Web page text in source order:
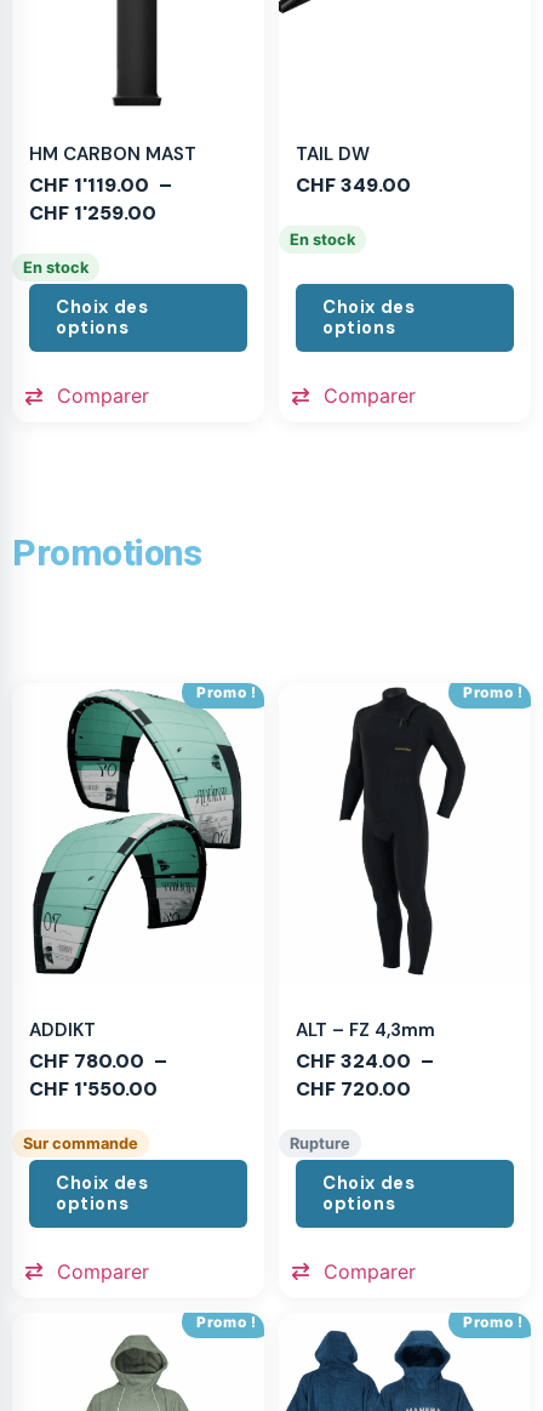
HM CARBON MAST
CHF 1'119.00 –
CHF 1'259.00
En stock
Choix des
options
Comparer
TAIL DW
CHF349.00
En stock
Choix des
options
Comparer
Promotions
Promo !
ADDIKT
CHF 780.00 –
CHF 1'550.00
Sur commande
Choix des
options
Comparer
Promo !
ALT – FZ 4,3mm
CHF324.00 –
CHF 720.00
Rupture
Choix des
options
Comparer
Promo ! Promo !